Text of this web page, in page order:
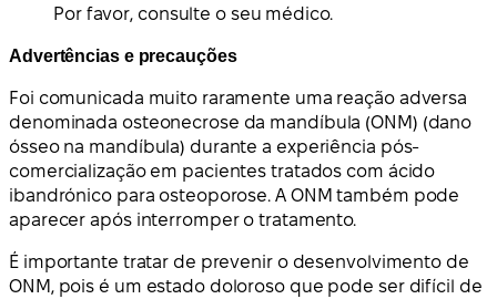
Por favor, consulte o seu médico.
Advertências e precauções
Foi comunicada muito raramente uma reação adversa
denominada osteonecrose da mandíbula (ONM) (dano
ósseo na mandíbula) durante a experiência pós-
comercialização em pacientes tratados com ácido
ibandrónico para osteoporose. A ONM também pode
aparecer após interromper o tratamento.
É importante tratar de prevenir o desenvolvimento de
ONM, pois é um estado doloroso que pode ser difícil de